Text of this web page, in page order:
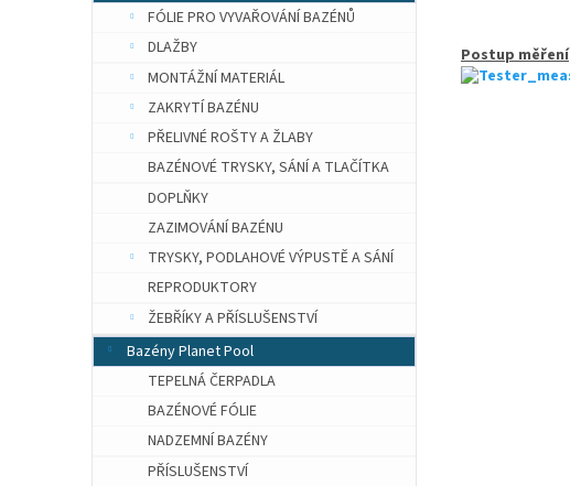
FÓLIE PRO VYVAŘOVÁNÍ BAZÉNŮ
DLAŽBY
MONTÁŽNÍ MATERIÁL
ZAKRYTÍ BAZÉNU
PŘELIVNÉ ROŠTY A ŽLABY
BAZÉNOVÉ TRYSKY, SÁNÍ A TLAČÍTKA
DOPLŇKY
ZAZIMOVÁNÍ BAZÉNU
TRYSKY, PODLAHOVÉ VÝPUSTĚ A SÁNÍ
REPRODUKTORY
ŽEBŘÍKY A PŘÍSLUŠENSTVÍ
Bazény Planet Pool
TEPELNÁ ČERPADLA
BAZÉNOVÉ FÓLIE
NADZEMNÍ BAZÉNY
PŘÍSLUŠENSTVÍ
Postup měření